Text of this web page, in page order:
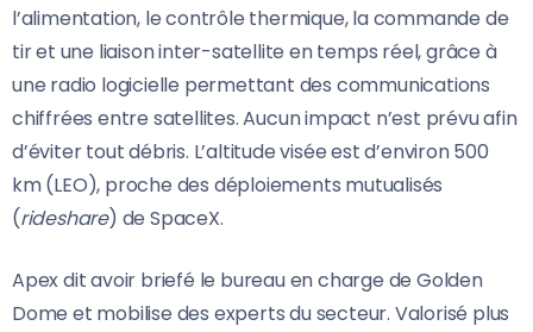
l’alimentation, le contrôle thermique, la commande de
tir et une liaison inter-satellite en temps réel, grâce à
une radio logicielle permettant des communications
chiffrées entre satellites. Aucun impact n’est prévu afin
d’éviter tout débris. L’altitude visée est d’environ 500
km (LEO), proche des déploiements mutualisés
(rideshare) de SpaceX.
Apex dit avoir briefé le bureau en charge de Golden
Dome et mobilise des experts du secteur. Valorisé plus